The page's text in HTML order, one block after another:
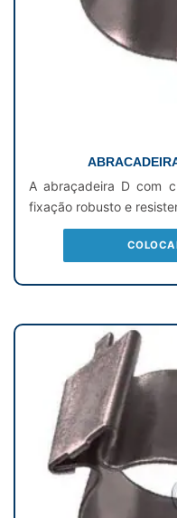
A abraçadeira D com
fixação robusto e